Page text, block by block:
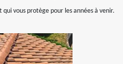
vous protège pour les années à venir.